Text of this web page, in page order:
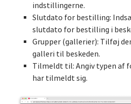
indstillingerne.
Slutdato for bestilling:
slutdato for bestilling i
Grupper (gallerier): Tilføj
galleri til beskeden.
Tilmeldt til: Angiv typen af
har tilmeldt sig.